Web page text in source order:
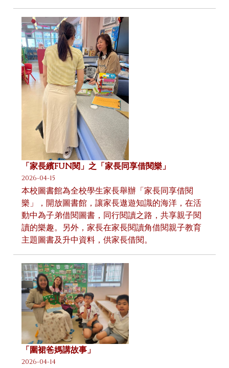
「家長繽FUN閱」之「家長同享借閱樂」
2026-04-15
本校圖書館為全校學生家長舉辦「家長同享借閱
樂」，開放圖書館，讓家長遨遊知識的海洋，在活
動中為子弟借閱圖書，同行閱讀之路，共享親子閱
讀的樂趣。另外，家長在家長閱讀角借閱親子教育
主題圖書及升中資料，供家長借閱。
「圍裙爸媽講故事」
2026-04-14